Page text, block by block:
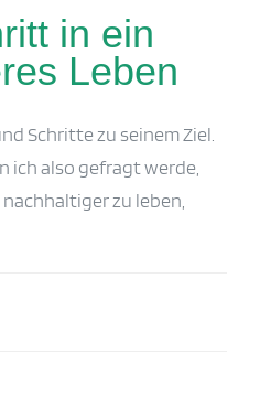
in ein
Leben
Schritte zu seinem Ziel.
ich also gefragt werde,
zu leben,